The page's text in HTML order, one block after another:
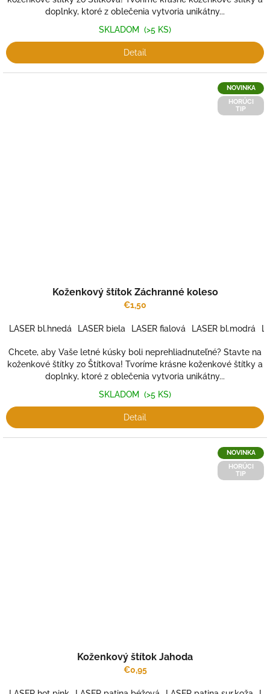
doplnky, ktoré z oblečenia vytvoria unikátny...
SKLADOM (>5 KS)
Detail
NOVINKA
HORÚCI
TIP
Koženkový štítok Záchranné koleso
€1,50
LASER bl.hnedá LASER biela LASER fialová LASER bl.modrá
Chcete, aby Vaše letné kúsky boli neprehliadnuteľné? Stavte na
koženkové štítky zo Štítkova! Tvoríme krásne koženkové štítky a
doplnky, ktoré z oblečenia vytvoria unikátny...
SKLADOM (>5 KS)
Detail
NOVINKA
HORÚCI
TIP
Koženkový štítok Jahoda
€0,95